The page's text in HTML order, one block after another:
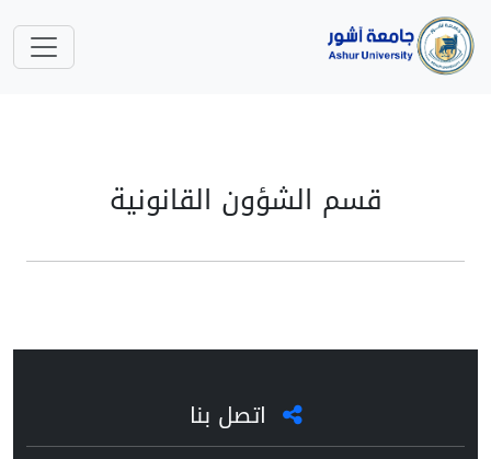
قسم الشؤون القانونية
اتصل بنا